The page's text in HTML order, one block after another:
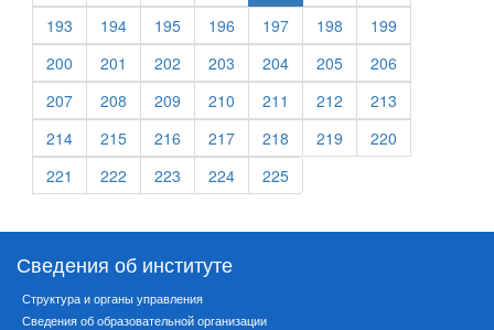
193
194 195 196 197 198
199
200
201 202 203 204 205
206
207
208 209 210 211 212
213
214
215 216 217 218 219
220
221
222 223 224 225
Сведения об институте
Структура и органы управления
Сведения об образовательной организации